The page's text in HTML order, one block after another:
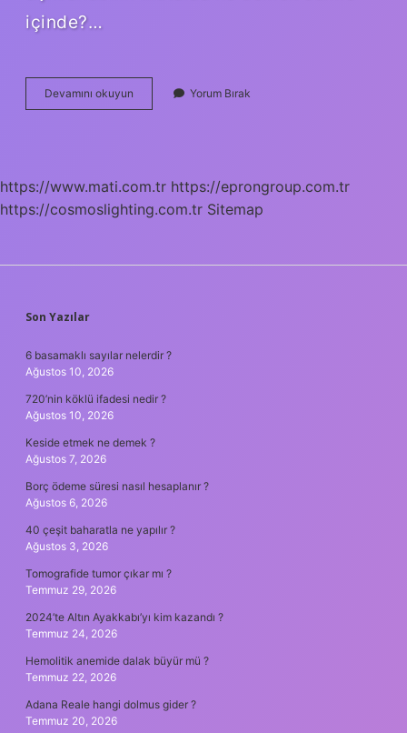
içinde?…
Devamını okuyun Mütalaa
Ediyorum
Yorum Bırak
https://www.mati.com.tr https://eprongroup.com.tr
https://cosmoslighting.com.tr Sitemap
SIDEBAR
Son Yazılar
6 basamaklı sayılar nelerdir ?
Ağustos 10, 2026
720’nin köklü ifadesi nedir ?
Ağustos 10, 2026
Keside etmek ne demek ?
Ağustos 7, 2026
Borç ödeme süresi nasıl hesaplanır ?
Ağustos 6, 2026
40 çeşit baharatla ne yapılır ?
Ağustos 3, 2026
Tomografide tumor çıkar mı ?
Temmuz 29, 2026
2024’te Altın Ayakkabı’yı kim kazandı ?
Temmuz 24, 2026
Hemolitik anemide dalak büyür mü ?
Temmuz 22, 2026
Adana Reale hangi dolmus gider ?
Temmuz 20, 2026